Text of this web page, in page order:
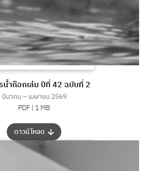
น้ำก๊อกเล่ม ปีที่ 42 ฉบับที่ 2
มีนาคม – เมษายน 2569
PDF | 1 MB
ดาวน์โหลด
:
วารสาร